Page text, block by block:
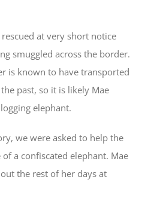
at very short notice
smuggled across the border.
is known to have transported
past, so it is likely Mae
elephant.
we were asked to help the
a confiscated elephant. Mae
the rest of her days at